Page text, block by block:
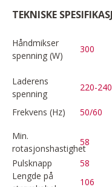
TEKNISKE
Håndmikser
spenning (W)
300
Laderens
spenning
220-240
Frekvens (Hz)
50/60
Min.
rotasjonshastighet
58
Pulsknapp
58
Lengde på
106